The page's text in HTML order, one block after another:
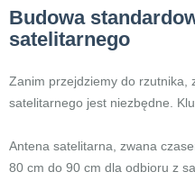
Budowa
satelitarnego
Zanim przejdziemy do rzutnika,
satelitarnego jest niezbędne.
Antena satelitarna, zwana
80 cm do 90 cm dla odbioru z